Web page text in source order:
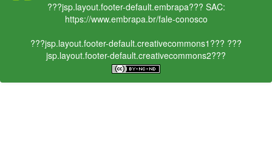
???jsp.layout.footer-default.embrapa??? SAC:
https://www.embrapa.br/fale-conosco
???jsp.layout.footer-default.creativecommons1??? ???
jsp.layout.footer-default.creativecommons2???